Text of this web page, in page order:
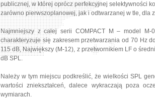
publicznej, w której oprócz perfekcyjnej selektywności
zarówno pierwszoplanowej, jak i odtwarzanej w tle, dla
Najmniejszy z całej serii COMPACT M – model
charakteryzuje się zakresem przetwarzania od 70 Hz
115 dB, Największy (M-12), z przetwornikiem LF o
dB SPL.
Należy w tym miejscu podkreślić, że wielkości SPL
wartości zniekształceń, dalece wykraczają poza
wymiarach.